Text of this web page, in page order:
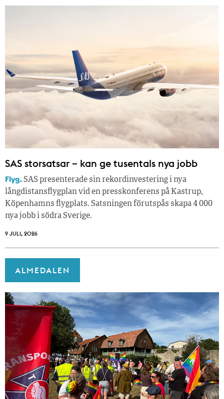
SAS storsatsar – kan ge tusentals nya jobb
Flyg.SAS presenterade sin rekordinvestering i nya
långdistansflygplan vid en presskonferens på Kastrup,
Köpenhamns flygplats. Satsningen förutspås skapa 4 000
nya jobb i södra Sverige.
9 JULI, 2026
ALMEDALEN